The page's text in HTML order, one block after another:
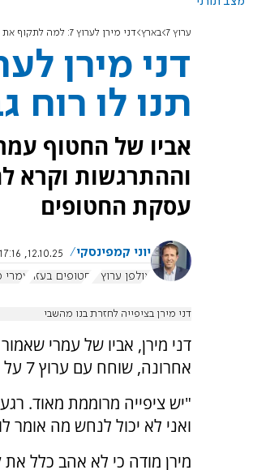
ערוץ 7 בארץ דני מירן לערוץ 7: למה לתקוף את נתניהו? תנו לו רוח גבית
תנו לו רוח
וההתרגשות וקרא
עסקת החטופים
יוני קמפינסקי
12.10.25, 17:16
אולפן ערוץ 7
חטופים בעזה עמרי
דני מירן בציפייה לחזרת בנו מהשבי
דני מירן, אביו של עמרי
אחרונה, שוחח עם ערוץ 7 על רגעי ההמתנה וההתרגשות.
"יש ציפייה מרוממת מאוד.
ואני לא יכול לנחש מה אומר
מירן מודה כי לא אהב כלל